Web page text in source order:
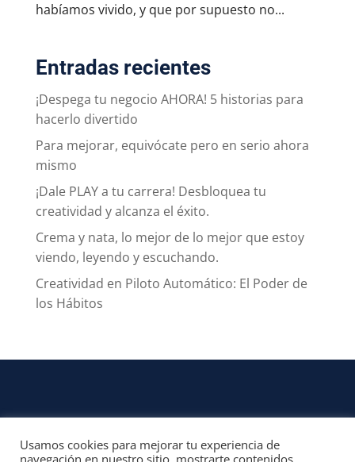
habíamos vivido, y que por supuesto no...
Entradas recientes
¡Despega tu negocio AHORA! 5 historias para
hacerlo divertido
Para mejorar, equivócate pero en serio ahora
mismo
¡Dale PLAY a tu carrera! Desbloquea tu
creatividad y alcanza el éxito.
Crema y nata, lo mejor de lo mejor que estoy
viendo, leyendo y escuchando.
Creatividad en Piloto Automático: El Poder de
los Hábitos
CONTACTO
Usamos cookies para mejorar tu experiencia de
navegación en nuestro sitio, mostrarte contenidos